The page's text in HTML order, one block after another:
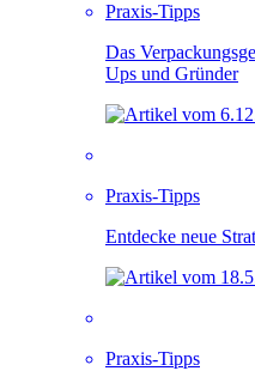
Praxis-Tipps
Das
Ups und Gründer
Praxis-Tipps
Entdecke neue
Praxis-Tipps